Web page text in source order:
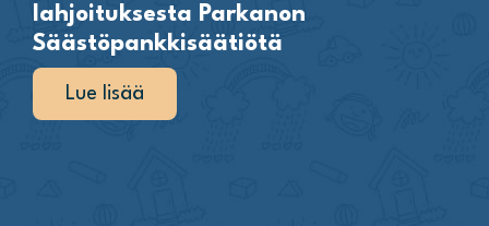
lahjoituksesta Parkanon
Säästöpankkisäätiötä
Lue lisää